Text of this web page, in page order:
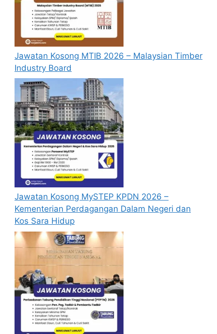
pengalaman kerja, gaji semasa dan gaji
yang dipohon, gambar berukuran
passport serta salinan sijil-sijil berkaitan)
semasa membuat permohonan.
Pemohon yang telah mendaftar dan
memohon jawatan yang disenaraikan
tidak perlu lagi memohon semula
sekiranya tempoh permohonan masih
sah.
Sebelum membuat permohonan sila
pastikan andalogin/register
mengisi segala maklumat yang diminta
dengan lengkap dan tepat.
Perlu diingatkan, hanya pemohon yang
layak sahaja akan dipanggil ke
temuduga. Sila lengkapkan dan
kemaskini maklumat anda yang telah
didaftarkan. Permohonan yang tidak
menerima sebarang jawapan selepas
bulandari tarikh iklan ditutup hendaklah
menganggap permohonan mereka tidak
berjaya.
Mohon Online
Jawatan Kosong MTIB 2026 – Malaysian Timber
Industry Board
Jawatan Kosong MySTEP KPDN 2026 –
Kementerian Perdagangan Dalam Negeri dan
Kos Sara Hidup